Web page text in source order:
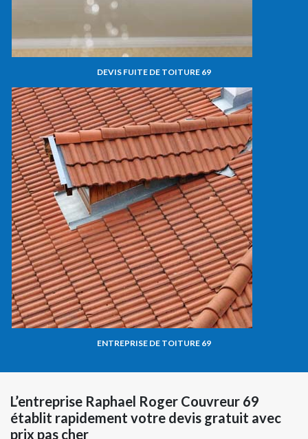
DEVIS FUITE DE TOITURE 69
ENTREPRISE DE TOITURE 69
L’entreprise Raphael Roger Couvreur 69
établit rapidement votre devis gratuit avec
prix pas cher